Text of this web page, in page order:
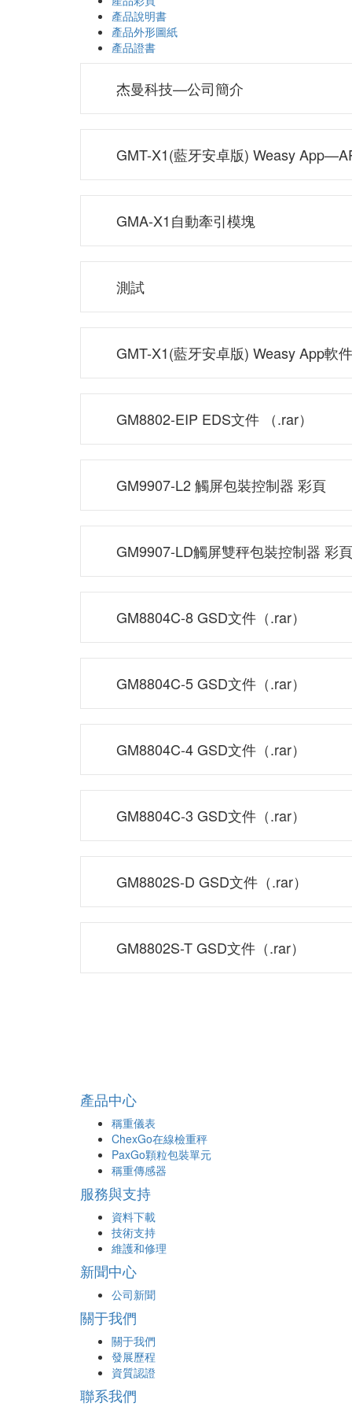
產品說明書
產品外形圖紙
產品證書
杰曼科技—公司簡介
GMT-X1(藍牙安卓版) Weasy
GMA-X1自動牽引模塊
測試
GMT-X1(藍牙安卓版) Weasy App軟
GM8802-EIP EDS文件 （.rar）
GM9907-L2 觸屏包裝控制器 彩頁
GM9907-LD觸屏雙秤包裝控制器 彩頁
GM8804C-8 GSD文件（.rar）
GM8804C-5 GSD文件（.rar）
GM8804C-4 GSD文件（.rar）
GM8804C-3 GSD文件（.rar）
GM8802S-D GSD文件（.rar）
GM8802S-T GSD文件（.rar）
產品中心
稱重儀表
ChexGo在線檢重秤
PaxGo顆粒包裝單元
稱重傳感器
服務與支持
資料下載
技術支持
維護和修理
新聞中心
公司新聞
關于我們
關于我們
發展歷程
資質認證
聯系我們